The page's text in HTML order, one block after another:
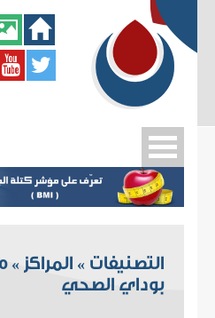
التصنيفات » المراكز »
بوداي الصحي